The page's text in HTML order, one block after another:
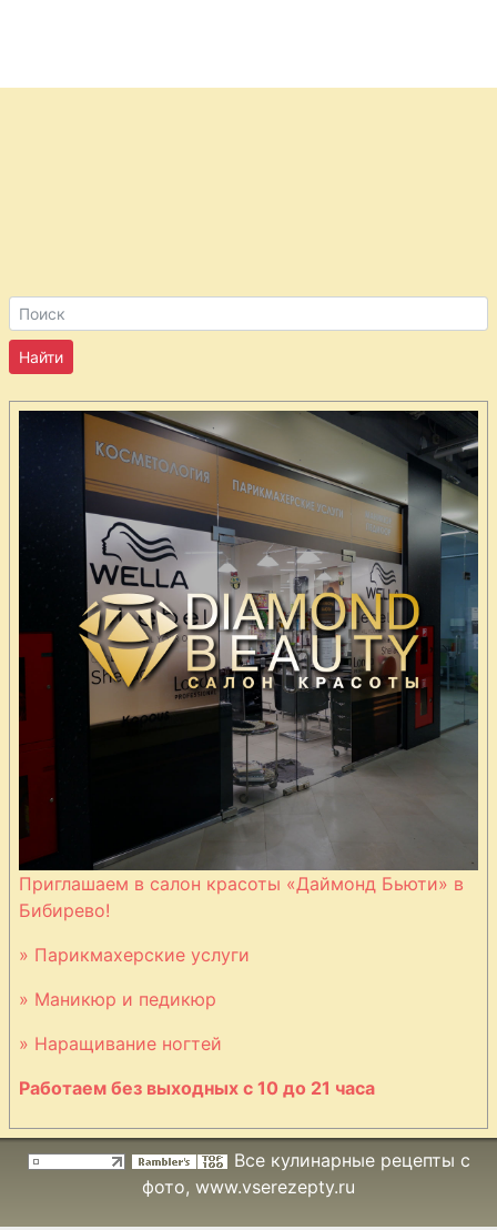
Приглашаем в салон красоты «Даймонд Бьюти» в
Бибирево!
» Парикмахерские услуги
» Маникюр и педикюр
» Наращивание ногтей
Работаем без выходных с 10 до 21 часа
Все кулинарные рецепты с
фото, www.vserezepty.ru